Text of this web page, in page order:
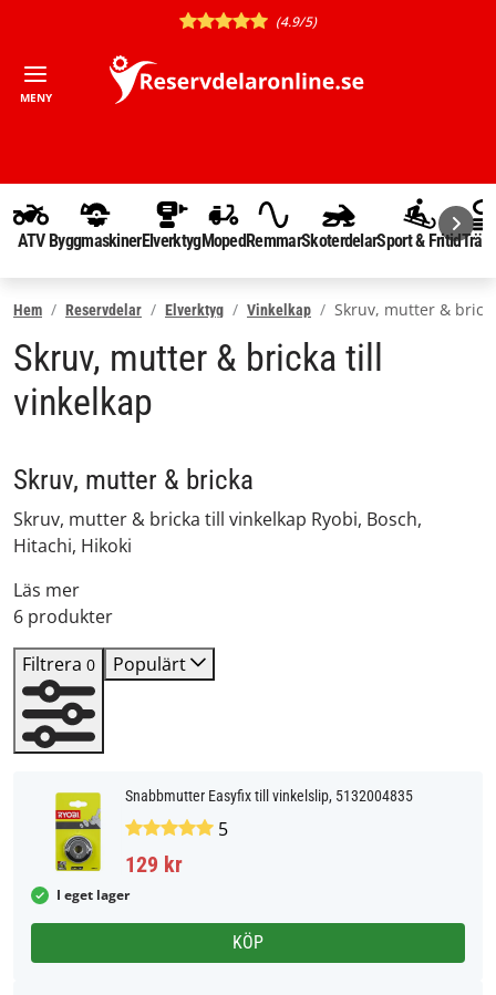
(4.9/5)
MENY
ATV ByggmaskinerElverktygMopedRemmarSkoterdelarSport & Fritid
Hem Reservdelar Elverktyg Vinkelkap Skruv, mutter &
Skruv, mutter & bricka till
vinkelkap
Skruv, mutter & bricka
Skruv, mutter & bricka till vinkelkap Ryobi, Bosch,
Hitachi, Hikoki
Läs mer
6 produkter
Filtrera 0 Populärt
Snabbmutter Easyfix till vinkelslip, 5132004835
5
129 kr
I eget lager
KÖP